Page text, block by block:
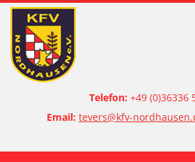
Telefon: +49 (0)36336
Email: tevers@kfv-